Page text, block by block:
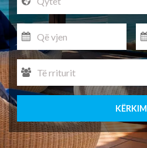
KËRKIM